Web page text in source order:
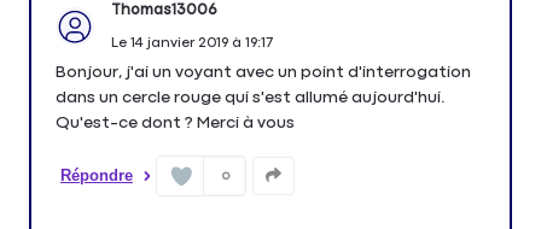
Thomas13006
Le 14 janvier 2019à 19:17
Bonjour, j'ai un voyant avec un point d'interrogation
dans un cercle rouge qui s'est allumé aujourd'hui.
Qu'est-ce dont ? Merci à vous
Répondre 0